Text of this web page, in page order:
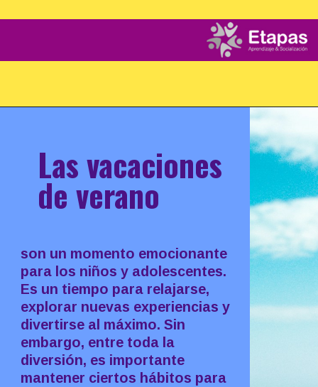
Las vacaciones
de verano
son un momento emocionante
para los niños y adolescentes.
Es un tiempo para relajarse,
explorar nuevas experiencias y
divertirse al máximo. Sin
embargo, entre toda la
diversión, es importante
mantener ciertos hábitos para